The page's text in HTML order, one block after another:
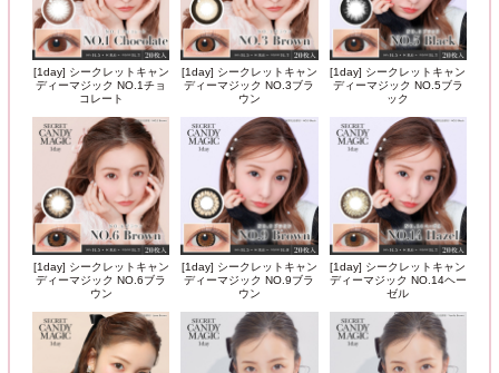
[1day] シークレットキャン
ディーマジック NO.1チョ
コレート
[1day] シークレットキャン
ディーマジック NO.3ブラ
ウン
[1day] シークレットキャン
ディーマジック NO.5ブラ
ック
[1day] シークレットキャン
ディーマジック NO.6ブラ
ウン
[1day] シークレットキャン
ディーマジック NO.9ブラ
ウン
[1day] シークレットキャン
ディーマジック NO.14ヘー
ゼル